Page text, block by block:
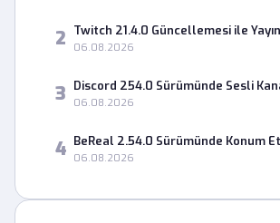
2 Twitch 21.4.0 Güncellemesi ile
06.08.2026
3 Discord 254.0 Sürümünde Sesli
06.08.2026
4 BeReal 2.54.0 Sürümünde Konum
06.08.2026